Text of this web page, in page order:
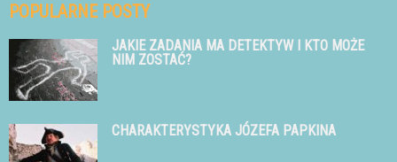
POPULARNE POSTY
JAKIE ZADANIA MA DETEKTYW I KTO MOŻE
NIM ZOSTAĆ?
CHARAKTERYSTYKA JÓZEFA PAPKINA